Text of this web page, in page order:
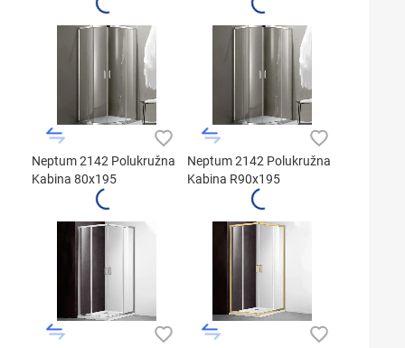
Neptum 2142 Polukružna
Kabina 80x195
Neptum 2142 Polukružna
Kabina R90x195